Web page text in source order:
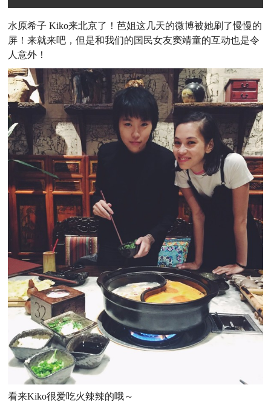
水原希子 Kiko来北京了！芭姐这几天的微博被她刷了慢慢的
屏！来就来吧，但是和我们的国民女友窦靖童的互动也是令
人意外！
看来Kiko很爱吃火辣辣的哦～